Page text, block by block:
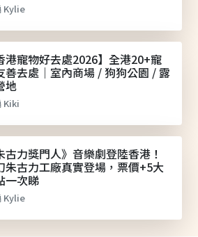
Kylie
港寵物好去處2026】全港20+寵
善去處｜室內商場 / 狗狗公園 / 露
地
Kiki
古力獎門人》音樂劇登陸香港！
朱古力工廠真實登場，票價+5大
一次睇
Kylie